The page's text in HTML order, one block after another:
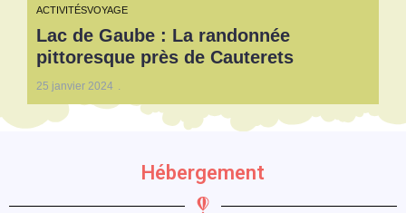
ACTIVITÉSVOYAGE
Lac de Gaube : La randonnée
pittoresque près de Cauterets
25 janvier 2024
Hébergement